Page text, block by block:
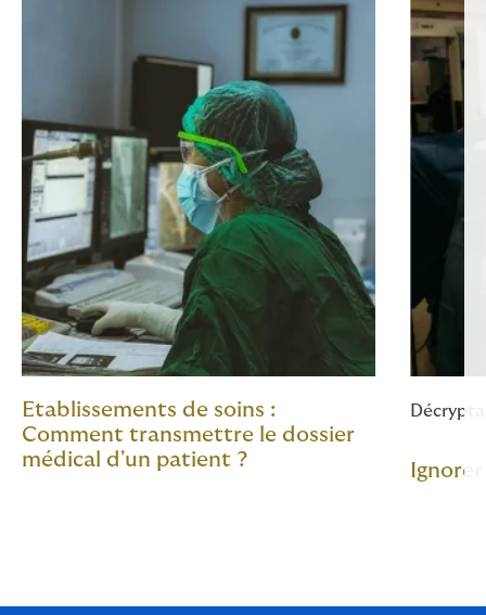
Etablissements de soins :
Comment transmettre le dossier
médical d'un patient ?